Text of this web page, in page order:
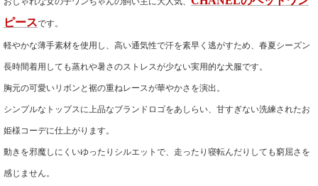
ピースです。
軽やかな薄手素材を使用し、高い通気性で汗を素早く逃がすため、春夏シーズン
長時間着用しても蒸れや暑さのストレスが少ない実用的な犬服です。
胸元の可愛いリボンと裾の重ねレースが華やかさを演出。
シンプルなトップスに上品なブランドロゴをあしらい、甘すぎない洗練されたお
姫様コーデに仕上がります。
動きを邪魔しにくいゆったりシルエットで、走ったり寝転んだりしても窮屈さを
感じません。